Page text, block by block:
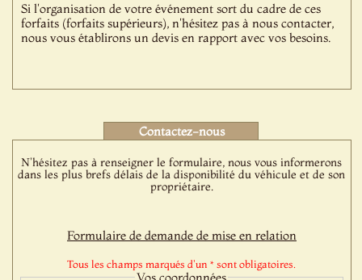
Si l'organisation de votre événement sort du cadre de ces
forfaits (forfaits supérieurs), n'hésitez pas à nous contacter,
nous vous établirons un devis en rapport avec vos besoins.
Contactez-nous
N'hésitez pas à renseigner le formulaire, nous vous informerons
dans les plus brefs délais de la disponibilité du véhicule et de son
propriétaire.
Formulaire de demande de mise en relation
Tous les champs marqués d'un * sont obligatoires.